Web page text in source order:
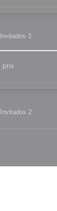
3
prix
2